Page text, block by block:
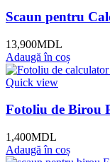
Scaun pentru
13,900MDL
Adaugă în coș
Quick view
Fotoliu de Birou
1,400MDL
Adaugă în coș